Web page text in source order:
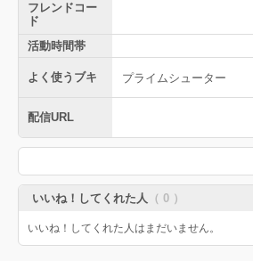
フレンドコー
ド
活動時間帯
よく使うブキ プライムシューター
配信URL
いいね！してくれた人 （ 0 ）
いいね！してくれた人はまだいません。